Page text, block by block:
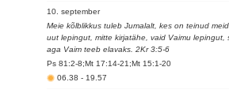
10. september
Meie kõlblikkus tuleb Jumalalt, kes on teinud
uut lepingut, mitte kirjatähe, vaid Vaimu lepingut,
aga Vaim teeb elavaks. 2Kr 3:5-6
Ps 81:2-8;Mt 17:14-21;Mt 15:1-20
06.38- 19.57